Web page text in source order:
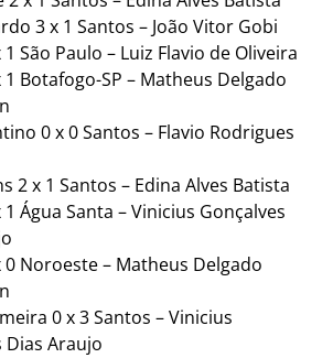
3 x 1 Santos – João Vitor Gobi
São Paulo – Luiz Flavio de Oliveira
1 Botafogo-SP – Matheus Delgado
0 x 0 Santos – Flavio Rodrigues
2 x 1 Santos – Edina Alves Batista
Água Santa – Vinicius Gonçalves
0 Noroeste – Matheus Delgado
0 x 3 Santos – Vinicius
Dias Araujo